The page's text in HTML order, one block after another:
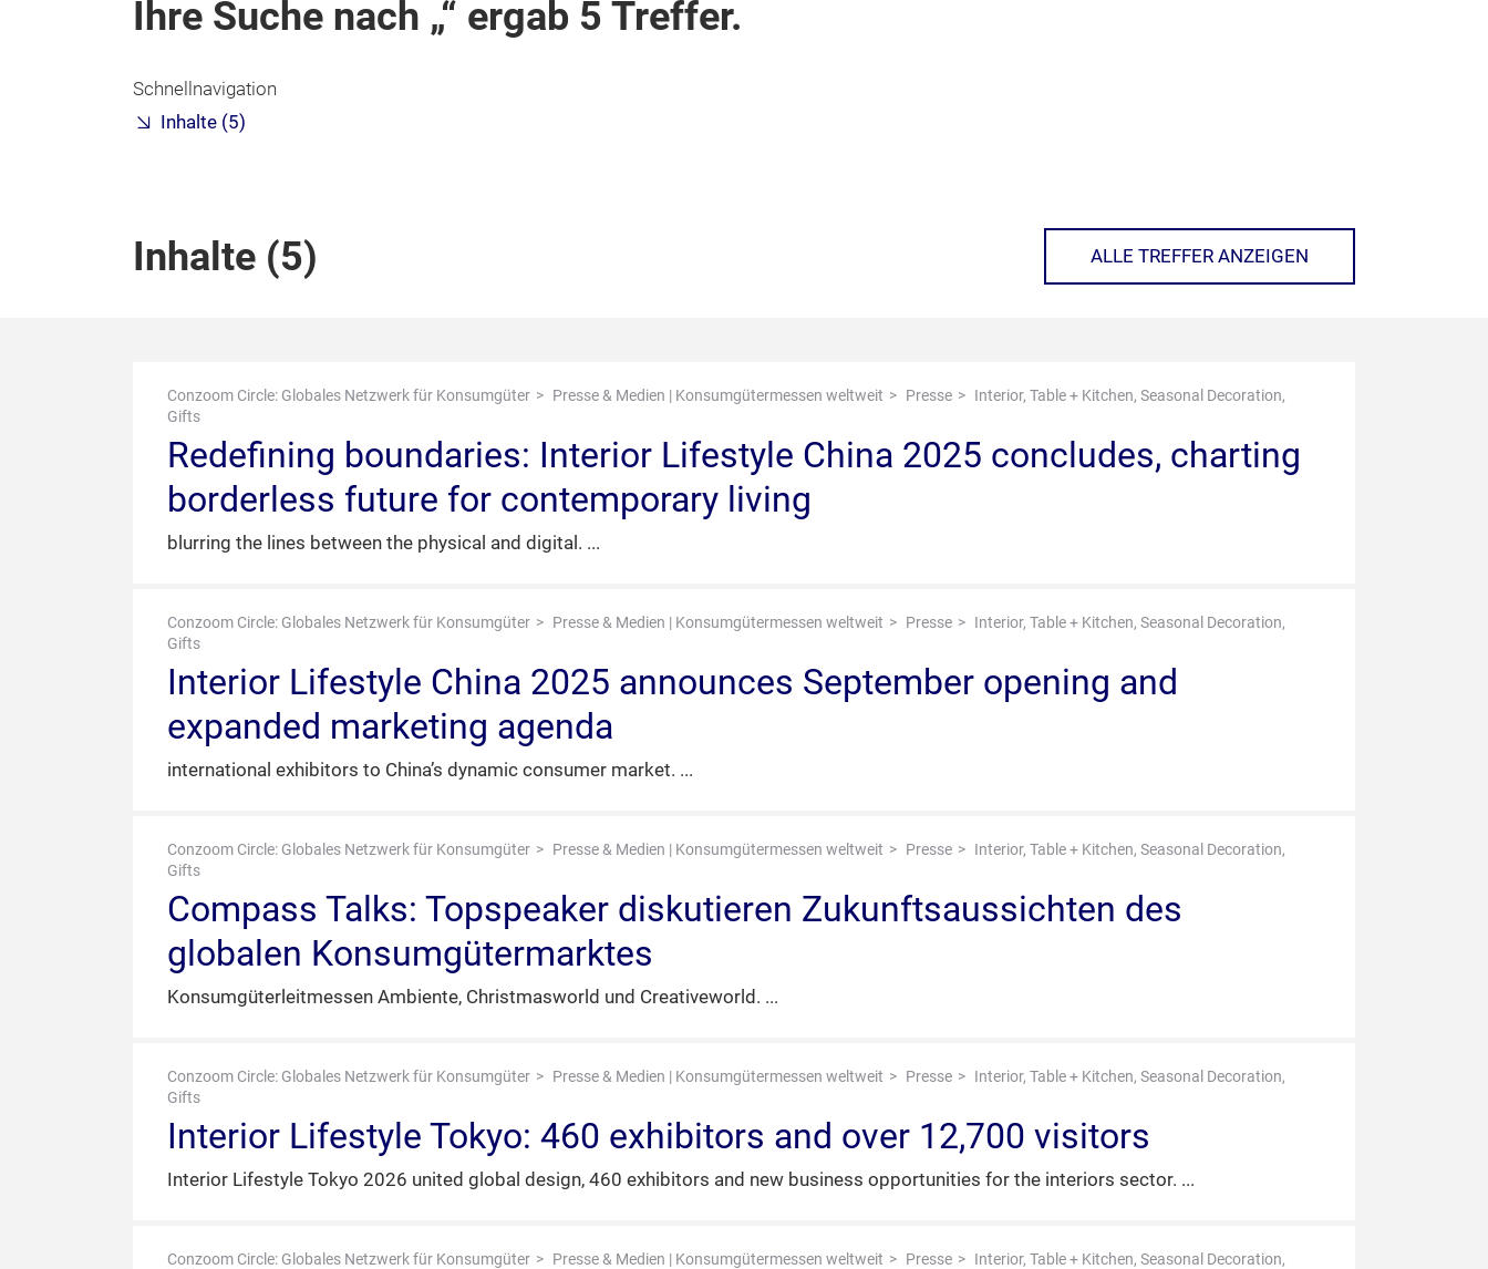
Ihre Suche nach ergab 5 Treffer.
Schnellnavigation
Inhalte (5)
Inhalte (5) ALLE TREFFER ANZEIGEN
Conzoom Circle: Globales Netzwerk für Konsumgüter Presse & Medien | Konsumgütermessen weltweit Presse
Interior, Table + Kitchen, Seasonal Decoration,
Gifts
Redefining boundaries: Interior Lifestyle China 2025 concludes, charting
borderless future for contemporary living
blurring the lines between the physical and digital.
Conzoom Circle: Globales Netzwerk für Konsumgüter Presse & Medien | Konsumgütermessen weltweit Presse
Interior, Table + Kitchen, Seasonal Decoration,
Gifts
Interior Lifestyle China 2025 announces September opening and
expanded marketing agenda
international exhibitors to China’s dynamic consumer market.
Conzoom Circle: Globales Netzwerk für Konsumgüter Presse & Medien | Konsumgütermessen weltweit Presse
Interior, Table + Kitchen, Seasonal Decoration,
Gifts
Compass Talks: Topspeaker diskutieren Zukunftsaussichten des
globalen Konsumgütermarktes
Konsumgüterleitmessen Ambiente, Christmasworld und Creativeworld.
Conzoom Circle: Globales Netzwerk für Konsumgüter Presse & Medien | Konsumgütermessen weltweit Presse
Interior, Table + Kitchen, Seasonal Decoration,
Gifts
Interior Lifestyle Tokyo: 460 exhibitors and over 12,700 visitors
Interior Lifestyle Tokyo 2026 united global design, 460 exhibitors and new business opportunities for the interiors sector.
Conzoom Circle: Globales Netzwerk für Konsumgüter Presse & Medien | Konsumgütermessen weltweit Presse
Interior, Table + Kitchen, Seasonal Decoration,